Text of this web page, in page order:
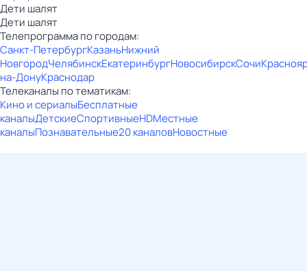
Дети шалят
Дети шалят
Телепрограмма по городам:
Санкт-ПетербургКазаньНижний
НовгородЧелябинскЕкатеринбургНовосибирскСочи
на-ДонуКраснодар
Телеканалы по тематикам:
Кино и сериалыБесплатные
каналыДетскиеСпортивныеHDМестные
каналыПознавательные20 каналовНовостные